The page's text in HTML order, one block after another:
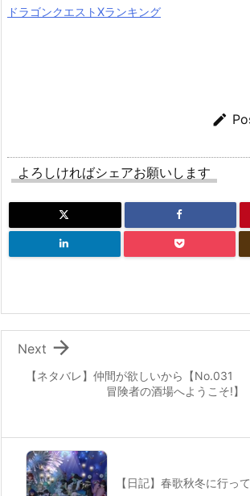
ドラゴンクエストXランキング

よろしければシェアお願いします
【ネタバレ】仲間が欲しいから【No.031
冒険者の酒場へようこそ!】

Next
【日記】春歌秋冬に行っ